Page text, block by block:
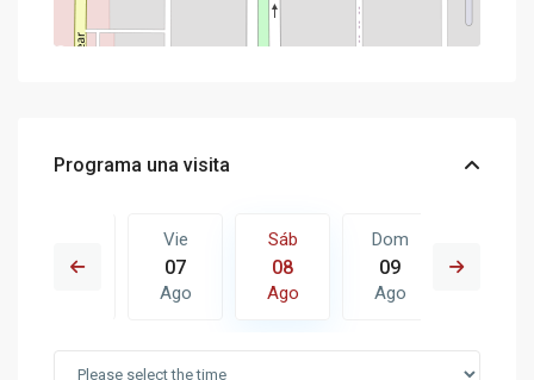
Programa una visita
16
Vie
07
Ago
Sáb
08
Ago
Dom
09
Ago